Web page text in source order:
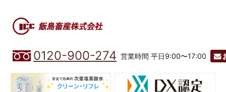
0120-900-274 営業時間 平日9:00〜17:00